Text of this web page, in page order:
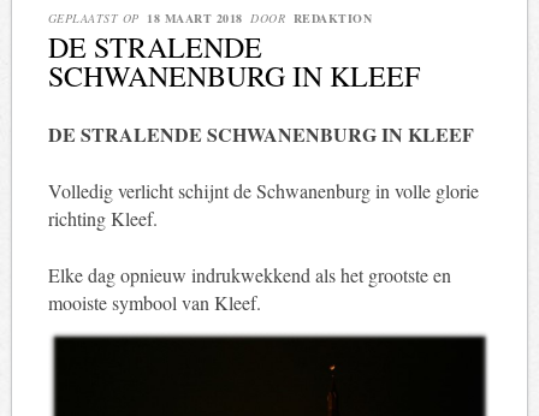
GEPLAATST OP 18 MAART 2018 DOOR REDAKTION
DE STRALENDE
SCHWANENBURG IN KLEEF
DE STRALENDE SCHWANENBURG IN KLEEF
Volledig verlicht schijnt de Schwanenburg in volle glorie
richting Kleef.
Elke dag opnieuw indrukwekkend als het grootste en
mooiste symbool van Kleef.